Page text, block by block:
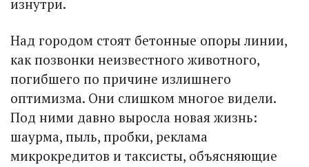
изнутри.
Над городом стоят бетонные опоры линии,
как позвонки неизвестного животного,
погибшего по причине излишнего
оптимизма. Они слишком многое видели.
Под ними давно выросла новая жизнь:
шаурма, пыль, пробки, реклама
микрокредитов и таксисты, объясняющие